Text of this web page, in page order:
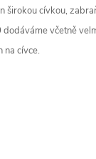
širokou cívkou,
včetně
cívce.